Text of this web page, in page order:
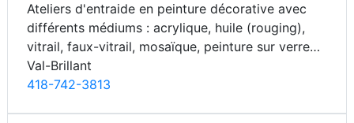
Ateliers d'entraide en peinture décorative avec
différents médiums : acrylique, huile (rouging),
vitrail, faux-vitrail, mosaïque, peinture sur verre…
Val-Brillant
418-742-3813